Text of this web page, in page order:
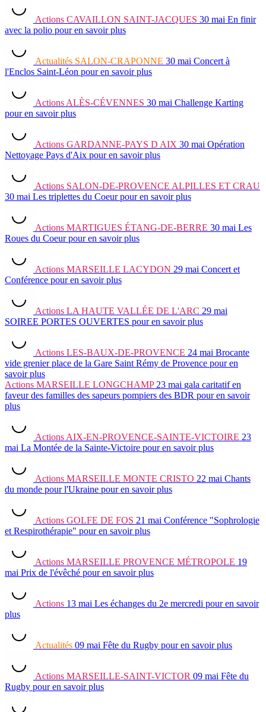
Actions CAVAILLON SAINT-JACQUES 30 mai En finir
avec la polio pour en savoir plus
Actualités SALON-CRAPONNE 30 mai Concert à
l'Enclos Saint-Léon pour en savoir plus
Actions ALÈS-CÉVENNES 30 mai Challenge Karting
pour en savoir plus
Actions GARDANNE-PAYS D AIX 30 mai Opération
Nettoyage Pays d'Aix pour en savoir plus
Actions SALON-DE-PROVENCE ALPILLES ET CRAU
30 mai Les triplettes du Coeur pour en savoir plus
Actions MARTIGUES ÉTANG-DE-BERRE 30 mai Les
Roues du Coeur pour en savoir plus
Actions MARSEILLE LACYDON 29 mai Concert et
Conférence pour en savoir plus
Actions LA HAUTE VALLÉE DE L'ARC 29 mai
SOIREE PORTES OUVERTES pour en savoir plus
Actions LES-BAUX-DE-PROVENCE 24 mai Brocante
vide grenier place de la Gare Saint Rémy de Provence pour en
savoir plus
Actions MARSEILLE LONGCHAMP 23 mai gala caritatif en
faveur des familles des sapeurs pompiers des BDR pour en savoir
plus
Actions AIX-EN-PROVENCE-SAINTE-VICTOIRE 23
mai La Montée de la Sainte-Victoire pour en savoir plus
Actions MARSEILLE MONTE CRISTO 22 mai Chants
du monde pour l'Ukraine pour en savoir plus
Actions GOLFE DE FOS 21 mai Conférence "Sophrologie
et Respirothérapie" pour en savoir plus
Actions MARSEILLE PROVENCE MÉTROPOLE 19
mai Prix de l'évêché pour en savoir plus
Actions 13 mai Les échanges du 2e mercredi pour en savoir
plus
Actualités 09 mai Fête du Rugby pour en savoir plus
Actions MARSEILLE-SAINT-VICTOR 09 mai Fête du
Rugby pour en savoir plus